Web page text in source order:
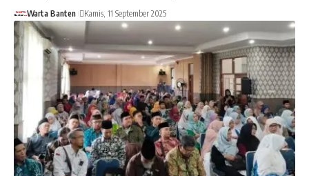
Warta Banten Kamis, 11 September 2025